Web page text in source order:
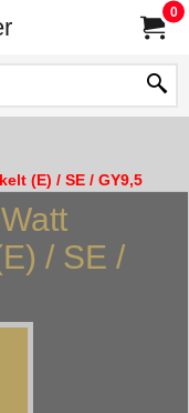
0
(E) / SE / GY9,5
/ SE /